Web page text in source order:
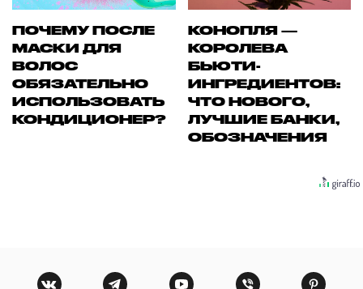
ПОЧЕМУ ПОСЛЕ
МАСКИ ДЛЯ
ВОЛОС
ОБЯЗАТЕЛЬНО
ИСПОЛЬЗОВАТЬ
КОНДИЦИОНЕР?
КОНОПЛЯ —
КОРОЛЕВА
БЬЮТИ-
ИНГРЕДИЕНТОВ:
ЧТО НОВОГО,
ЛУЧШИЕ БАНКИ,
ОБОЗНАЧЕНИЯ